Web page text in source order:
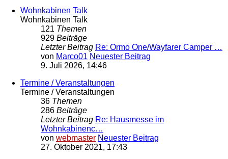
Wohnkabinen Talk
Wohnkabinen Talk
121 Themen
929 Beiträge
Letzter Beitrag Re: Ormo One/Wayfarer Camper …
von Marco01 Neuester Beitrag
9. Juli 2026, 14:46
Termine / Veranstaltungen
Termine / Veranstaltungen
36 Themen
286 Beiträge
Letzter Beitrag Re: Hausmesse im
Wohnkabinenc…
von webmaster Neuester Beitrag
27. Oktober 2021, 17:43